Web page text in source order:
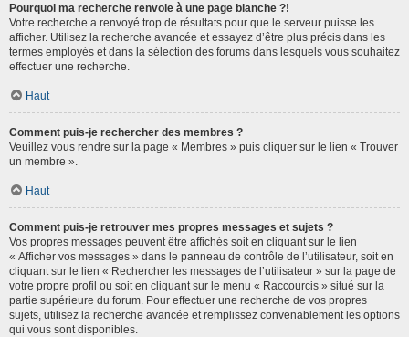
Pourquoi ma recherche renvoie à une page blanche ?!
Votre recherche a renvoyé trop de résultats pour que le serveur puisse les
afficher. Utilisez la recherche avancée et essayez d’être plus précis dans les
termes employés et dans la sélection des forums dans lesquels vous souhaitez
effectuer une recherche.
Haut
Comment puis-je rechercher des membres ?
Veuillez vous rendre sur la page « Membres » puis cliquer sur le lien « Trouver
un membre ».
Haut
Comment puis-je retrouver mes propres messages et sujets ?
Vos propres messages peuvent être affichés soit en cliquant sur le lien
« Afficher vos messages » dans le panneau de contrôle de l’utilisateur, soit en
cliquant sur le lien « Rechercher les messages de l’utilisateur » sur la page de
votre propre profil ou soit en cliquant sur le menu « Raccourcis » situé sur la
partie supérieure du forum. Pour effectuer une recherche de vos propres
sujets, utilisez la recherche avancée et remplissez convenablement les options
qui vous sont disponibles.